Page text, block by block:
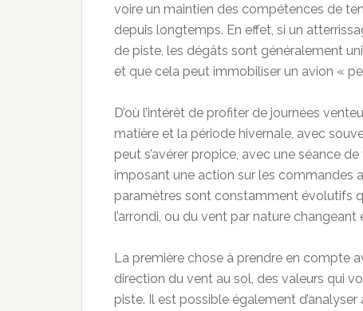
voire un maintien des compétences de
depuis longtemps. En effet, si un
de piste, les dégâts sont généralement
et que cela peut immobiliser un avion «
D’où l’intérêt de profiter de journées
matière et la période hivernale, avec
peut s’avérer propice, avec une séance
imposant une action sur les commandes
paramètres sont constamment évolutifs
l’arrondi, ou du vent par nature
La première chose à prendre en compte
direction du vent au sol, des valeurs qui
piste. Il est possible également